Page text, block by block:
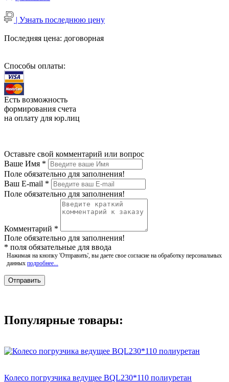
| Узнать последнюю цену
Последняя цена: договорная
Способы оплаты:
Есть возможность
формирования счета
на оплату для юр.лиц
Оставьте свой комментарий или вопрос
Ваше Имя *
Поле обязательно для заполнения!
Ваш E-mail *
Поле обязательно для заполнения!
Комментарий *
Поле обязательно для заполнения!
* поля обязательные для ввода
Нажимая на кнопку 'Отправить', вы даете свое согласие на обработку персональных
данных подробнее...
Популярные товары:
Колесо погрузчика ведущее BQL230*110 полиуретан